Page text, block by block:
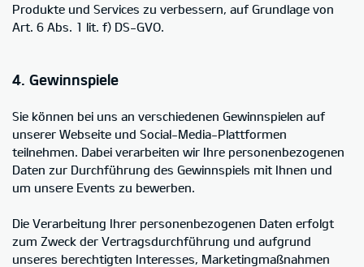
Produkte und Services zu verbessern, auf Grundlage von
Art. 6 Abs. 1 lit. f) DS-GVO.
4. Gewinnspiele
Sie können bei uns an verschiedenen Gewinnspielen auf
unserer Webseite und Social-Media-Plattformen
teilnehmen. Dabei verarbeiten wir Ihre personenbezogenen
Daten zur Durchführung des Gewinnspiels mit Ihnen und
um unsere Events zu bewerben.
Die Verarbeitung Ihrer personenbezogenen Daten erfolgt
zum Zweck der Vertragsdurchführung und aufgrund
unseres berechtigten Interesses, Marketingmaßnahmen